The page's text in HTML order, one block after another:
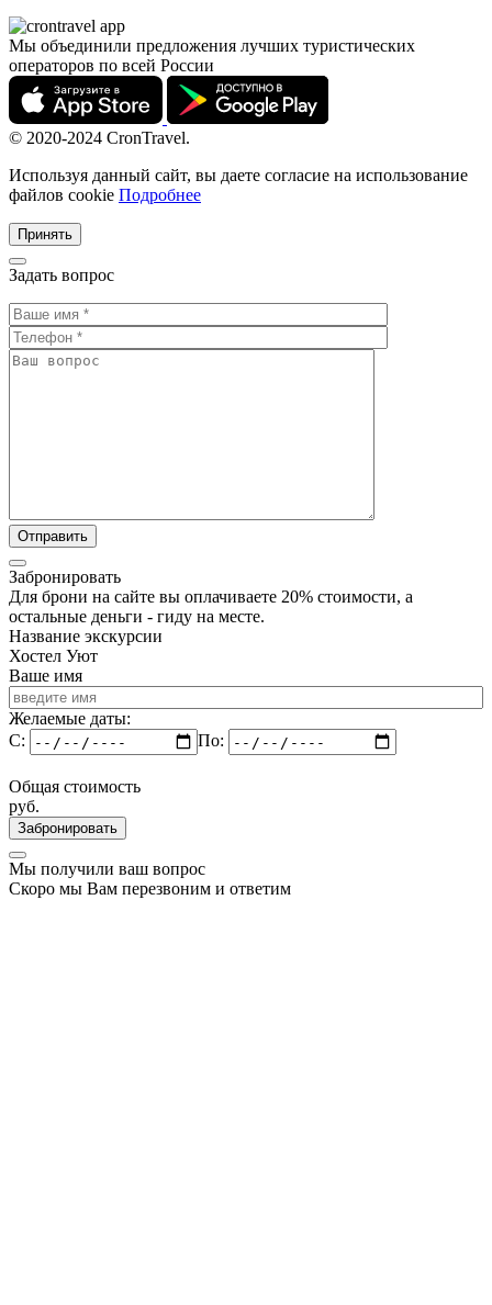
Мы объединили предложения лучших туристических
операторов по всей России
© 2020-2024 CronTravel.
Используя данный сайт, вы даете согласие на использование
файлов cookie Подробнее
Принять
Задать вопрос
Забронировать
Для брони на сайте вы оплачиваете 20% стоимости, а
остальные деньги - гиду на месте.
Название экскурсии
Хостел Уют
Ваше имя
Желаемые даты:
C:
По:
Общая стоимость
руб.
Забронировать
Мы получили ваш вопрос
Скоро мы Вам перезвоним и ответим